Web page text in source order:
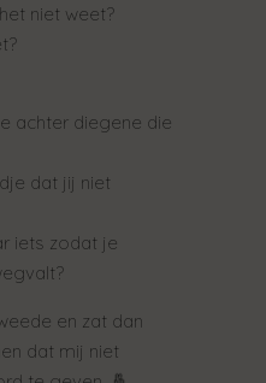
niet weet?
achter diegene die
dat jij niet
iets zodat je
en zat dan
dat mij niet